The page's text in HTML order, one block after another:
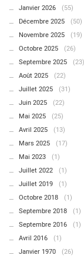
Janvier 2026
(55)
Décembre 2025
(50)
Novembre 2025
(19)
Octobre 2025
(26)
Septembre 2025
(23)
Août 2025
(22)
Juillet 2025
(31)
Juin 2025
(22)
Mai 2025
(25)
Avril 2025
(13)
Mars 2025
(17)
Mai 2023
(1)
Juillet 2022
(1)
Juillet 2019
(1)
Octobre 2018
(1)
Septembre 2018
(1)
Septembre 2016
(1)
Avril 2016
(1)
Janvier 1970
(26)